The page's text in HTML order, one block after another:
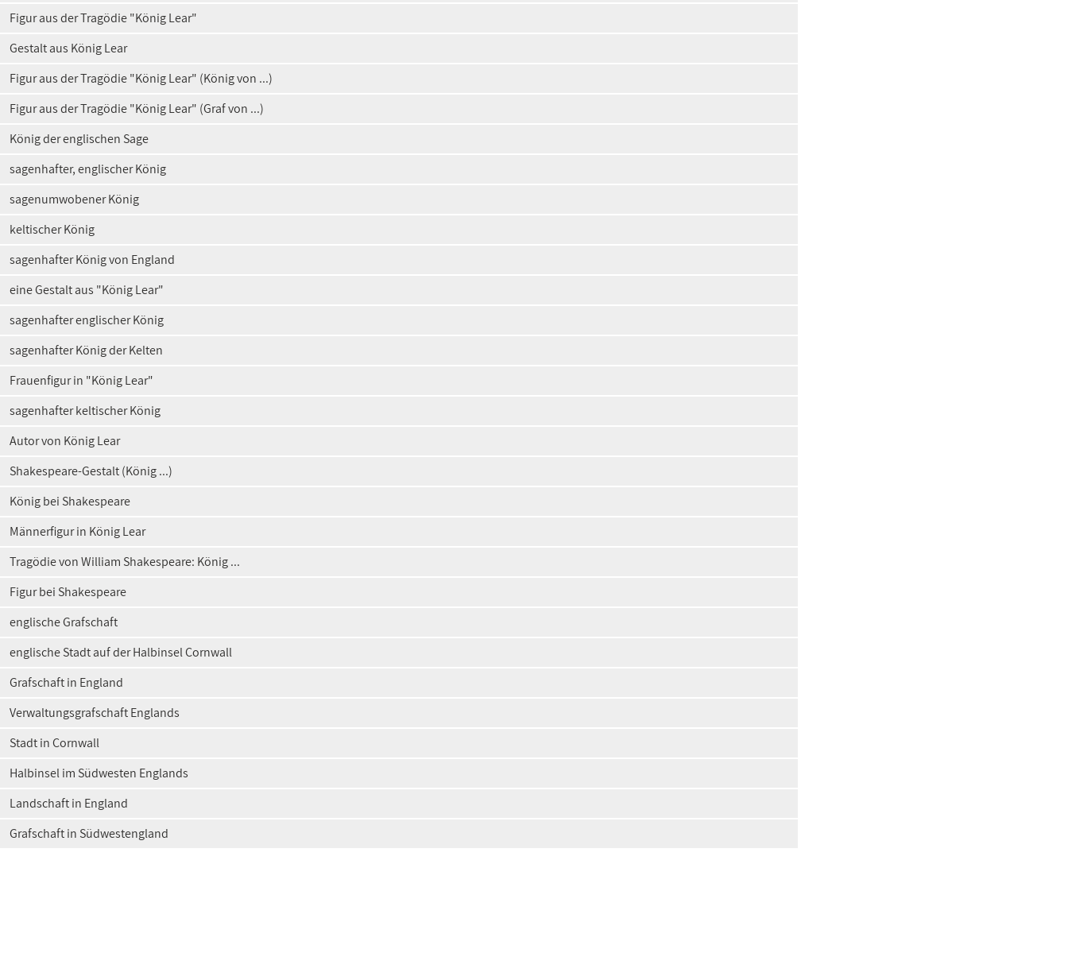
Figur aus der Tragödie "König Lear"
Gestalt aus König Lear
Figur aus der Tragödie "König Lear" (König von ...)
Figur aus der Tragödie "König Lear" (Graf von ...)
König der englischen Sage
sagenhafter, englischer König
sagenumwobener König
keltischer König
sagenhafter König von England
eine Gestalt aus "König Lear"
sagenhafter englischer König
sagenhafter König der Kelten
Frauenfigur in "König Lear"
sagenhafter keltischer König
Autor von König Lear
Shakespeare-Gestalt (König ...)
König bei Shakespeare
Männerfigur in König Lear
Tragödie von William Shakespeare: König ...
Figur bei Shakespeare
englische Grafschaft
englische Stadt auf der Halbinsel Cornwall
Grafschaft in England
Verwaltungsgrafschaft Englands
Stadt in Cornwall
Halbinsel im Südwesten Englands
Landschaft in England
Grafschaft in Südwestengland